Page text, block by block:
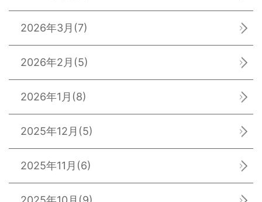
2026年3月 (7)
2026年2月 (5)
2026年1月 (8)
2025年12月 (5)
2025年11月 (6)